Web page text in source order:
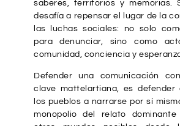
saberes, territorios y memorias.
desafía a repensar el lugar de la
las luchas sociales: no solo
para denunciar, sino como
comunidad, conciencia y
Defender una comunicación
clave mattelartiana, es defender
los pueblos a narrarse por sí
monopolio del relato